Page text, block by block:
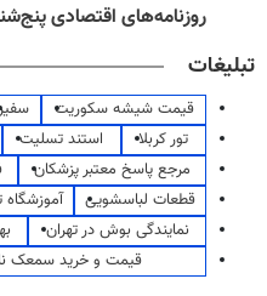
روزنامه‌های اقتصادی پنج‌شنبه ۱۵ مرداد
تبلیغات
قیمت شیشه سکوریت
تور کربلا
استند تسلیت
مرجع پاسخ معتبر پزشکان
قطعات لباسشویی
نمایندگی بوش در تهران
قیمت و خرید سمعک